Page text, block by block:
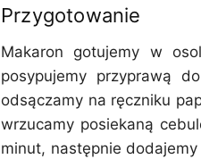
Przygotowanie
Makaron gotujemy w
posypujemy przyprawą
odsączamy na ręczniku
wrzucamy posiekaną
minut, następnie